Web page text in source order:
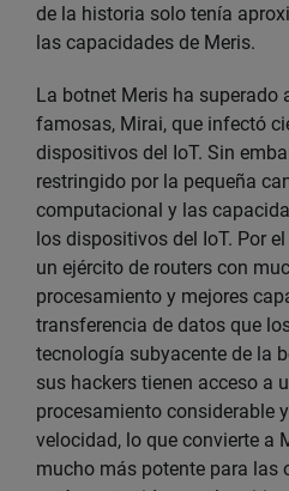
de la historia solo tenía
las capacidades de Meris.
La botnet Meris ha superado
famosas, Mirai, que infectó
dispositivos del IoT. Sin
restringido por la pequeña
computacional y las
los dispositivos del IoT. Por
un ejército de routers con
procesamiento y mejores
transferencia de datos que
tecnología subyacente de la
sus hackers tienen acceso a
procesamiento considerable
velocidad, lo que convierte a
mucho más potente para las